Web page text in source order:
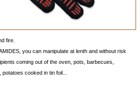
fire.
you can manipulate at lenth and without risk
coming out of the oven, pots, barbecues,
cooked in tin foil...